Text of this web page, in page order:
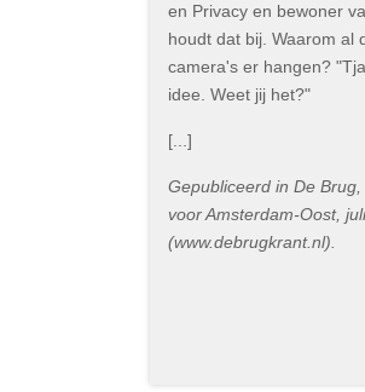
en Privacy en bewoner
houdt dat bij. Waarom al
camera's er hangen?
idee. Weet jij het?"
[...]
Gepubliceerd in De
voor Amsterdam-Oost,
(www.debrugkrant.nl).